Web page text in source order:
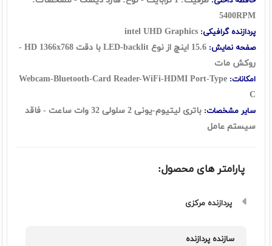
5400RPM
پردازنده گرافیکی:
صفحه نمایش:
15.6 اینچ از نوع LED-backlit با دقت HD 1366x768 -
روکش مات
امکانات: Webcam-Bluetooth-Card Reader-WiFi-HDMI Port-Type
C
سایر مشخصات:
باتری لیتیوم-یونی 2 سلولی 32 وات ساعت - فاقد
سیستم عامل
پارامتر های محصول:
پردازنده مرکزی
سازنده پردازنده